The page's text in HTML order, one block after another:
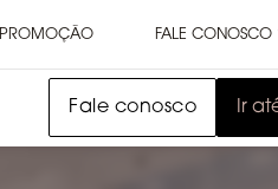
PROMOÇÃO FALE CONOSCO
Fale conosco Ir